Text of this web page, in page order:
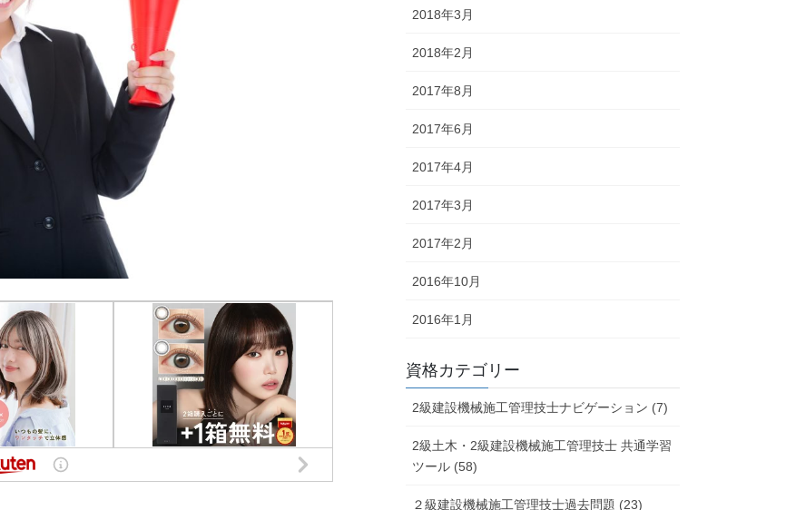
2018年3月
2018年2月
2017年8月
2017年6月
2017年4月
2017年3月
2017年2月
2016年10月
2016年1月
資格カテゴリー
2級建設機械施工管理技士ナビゲーション (7)
2級土木・2級建設機械施工管理技士 共通学習
ツール (58)
２級建設機械施工管理技士過去問題 (23)